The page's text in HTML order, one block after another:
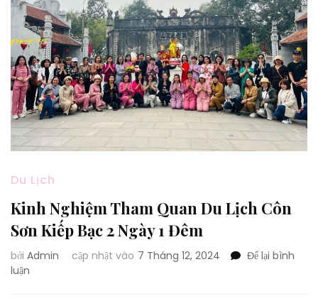
Du Lịch
Kinh Nghiệm Tham Quan Du Lịch Côn
Sơn Kiếp Bạc 2 Ngày 1 Đêm
bởi Admin cập nhật vào 7 Tháng 12, 2024
Để lại bình
luận